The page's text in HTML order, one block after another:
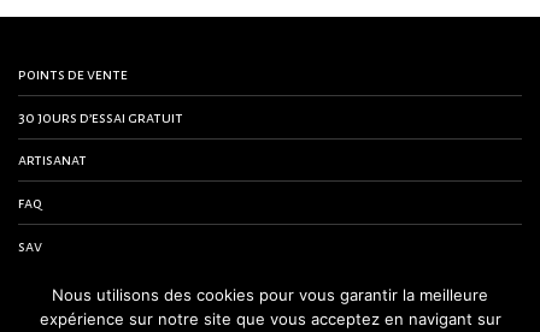
points de vente
30 jours d’essai gratuit
artisanat
faq
sav
contactez-nous
Nous utilisons des cookies pour vous garantir la meilleure
expérience sur notre site que vous acceptez en navigant sur